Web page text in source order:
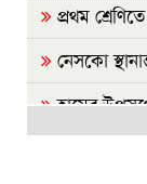
প্রথম
নেসকো
হামের